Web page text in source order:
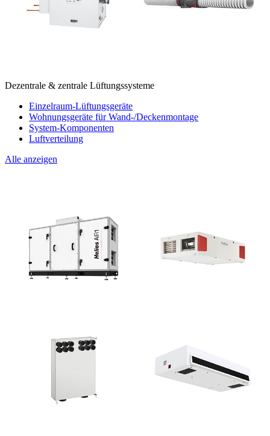
Dezentrale & zentrale Lüftungssysteme
Einzelraum-Lüftungsgeräte
Wohnungsgeräte für Wand-/Deckenmontage
System-Komponenten
Luftverteilung
Alle anzeigen